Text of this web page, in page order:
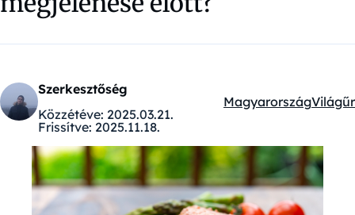
Szerkesztőség
Közzétéve: 2025.03.21.
Frissítve: 2025.11.18.
Kategóriák:
MagyarországVilágűr